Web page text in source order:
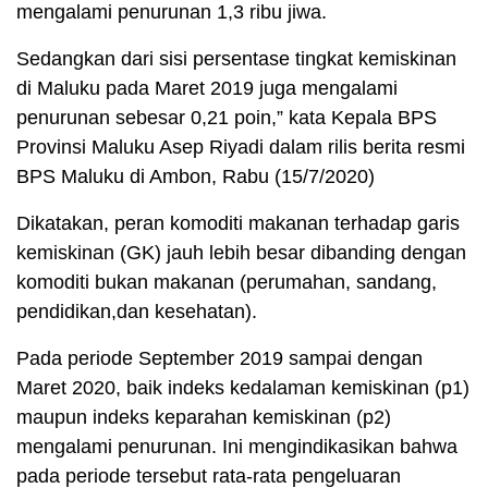
mengalami penurunan 1,3 ribu jiwa.
Sedangkan dari sisi persentase tingkat kemiskinan
di Maluku pada Maret 2019 juga mengalami
penurunan sebesar 0,21 poin,” kata Kepala BPS
Provinsi Maluku Asep Riyadi dalam rilis berita resmi
BPS Maluku di Ambon, Rabu (15/7/2020)
Dikatakan, peran komoditi makanan terhadap garis
kemiskinan (GK) jauh lebih besar dibanding dengan
komoditi bukan makanan (perumahan, sandang,
pendidikan,dan kesehatan).
Pada periode September 2019 sampai dengan
Maret 2020, baik indeks kedalaman kemiskinan (p1)
maupun indeks keparahan kemiskinan (p2)
mengalami penurunan. Ini mengindikasikan bahwa
pada periode tersebut rata-rata pengeluaran